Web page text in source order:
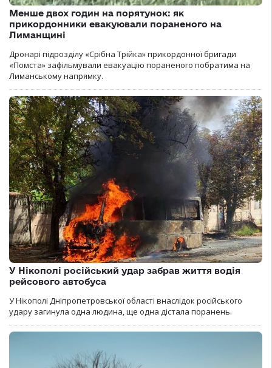
Менше двох годин на порятунок: як
прикордонники евакуювали пораненого на
Лиманщині
Дронарі підрозділу «Срібна Трійка» прикордонної бригади
«Помста» зафільмували евакуацію пораненого побратима на
Лиманському напрямку.
У Нікополі російський удар забрав життя водія
рейсового автобуса
У Нікополі Дніпропетровської області внаслідок російського
удару загинула одна людина, ще одна дістала поранень.